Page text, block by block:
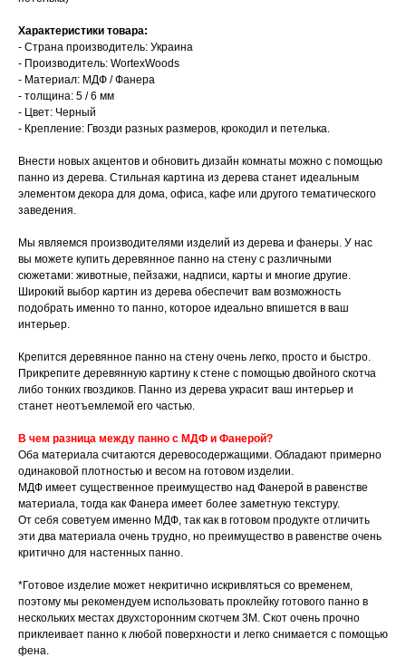
Характеристики товара:
- Страна производитель: Украина
- Производитель: WortexWoods
- Материал: МДФ / Фанера
- толщина: 5 / 6 мм
- Цвет: Черный
- Крепление: Гвозди разных размеров, крокодил и петелька.
Внести новых акцентов и обновить дизайн комнаты можно с помощью
панно из дерева. Стильная картина из дерева станет идеальным
элементом декора для дома, офиса, кафе или другого тематического
заведения.
Мы являемся производителями изделий из дерева и фанеры. У нас
вы можете купить деревянное панно на стену с различными
сюжетами: животные, пейзажи, надписи, карты и многие другие.
Широкий выбор картин из дерева обеспечит вам возможность
подобрать именно то панно, которое идеально впишется в ваш
интерьер.
Крепится деревянное панно на стену очень легко, просто и быстро.
Прикрепите деревянную картину к стене с помощью двойного скотча
либо тонких гвоздиков. Панно из дерева украсит ваш интерьер и
станет неотъемлемой его частью.
В чем разница между панно с МДФ и Фанерой?
Оба материала считаются деревосодержащими. Обладают примерно
одинаковой плотностью и весом на готовом изделии.
МДФ имеет существенное преимущество над Фанерой в равенстве
материала, тогда как Фанера имеет более заметную текстуру.
От себя советуем именно МДФ, так как в готовом продукте отличить
эти два материала очень трудно, но преимущество в равенстве очень
критично для настенных панно.
*Готовое изделие может некритично искривляться со временем,
поэтому мы рекомендуем использовать проклейку готового панно в
нескольких местах двухсторонним скотчем 3М. Скот очень прочно
приклеивает панно к любой поверхности и легко снимается с помощью
фена.